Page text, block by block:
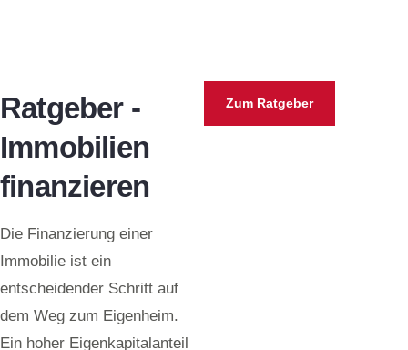
Ratgeber -
Immobilien
finanzieren
Die Finanzierung einer
Immobilie ist ein
entscheidender Schritt auf
dem Weg zum Eigenheim.
Ein hoher Eigenkapitalanteil
Zum Ratgeber